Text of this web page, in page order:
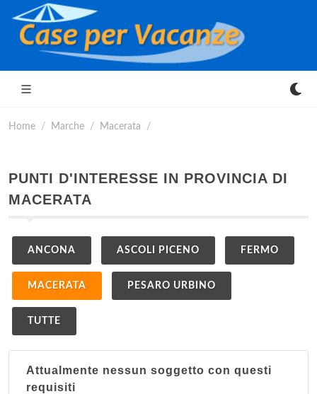
Home Marche Macerata
PUNTI D'INTERESSE IN PROVINCIA DI
MACERATA
ANCONA ASCOLI PICENO FERMO
MACERATA PESARO URBINO
TUTTE
Attualmente nessun soggetto con questi
requisiti